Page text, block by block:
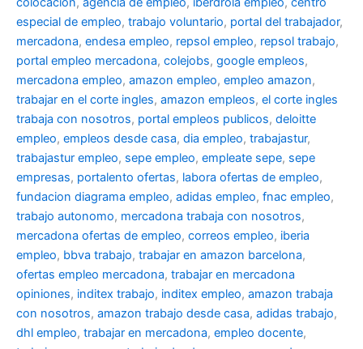
especial de empleo, trabajo voluntario, portal del trabajador,
mercadona, endesa empleo, repsol empleo, repsol trabajo,
portal empleo mercadona, colejobs, google empleos,
mercadona empleo, amazon empleo, empleo amazon,
trabajar en el corte ingles, amazon empleos, el corte ingles
trabaja con nosotros, portal empleos publicos, deloitte
empleo, empleos desde casa, dia empleo, trabajastur,
trabajastur empleo, sepe empleo, empleate sepe, sepe
empresas, portalento ofertas, labora ofertas de empleo,
fundacion diagrama empleo, adidas empleo, fnac empleo,
trabajo autonomo, mercadona trabaja con nosotros,
mercadona ofertas de empleo, correos empleo, iberia
empleo, bbva trabajo, trabajar en amazon barcelona,
ofertas empleo mercadona, trabajar en mercadona
opiniones, inditex trabajo, inditex empleo, amazon trabaja
con nosotros, amazon trabajo desde casa, adidas trabajo,
dhl empleo, trabajar en mercadona, empleo docente,